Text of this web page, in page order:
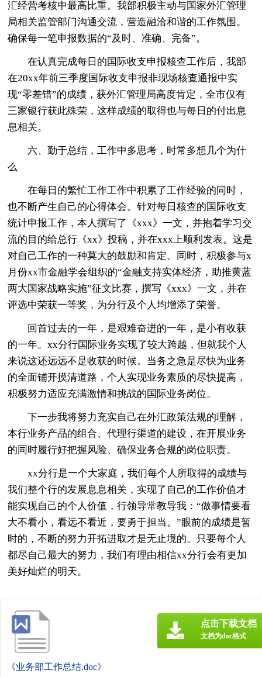
汇经营考核中最高比重。我部积极主动与国家外汇管理
局相关监管部门沟通交流，营造融洽和谐的工作氛围。
确保每一笔申报数据的“及时、准确、完备”。
在认真完成每日的国际收支申报核查工作后，我部
在20xx年前三季度国际收支申报非现场核查通报中实
现“零差错”的成绩，获外汇管理局高度肯定，全市仅有
三家银行获此殊荣，这样成绩的取得也与每日的付出息
息相关。
六、勤于总结，工作中多思考，时常多想几个为什
么
在每日的繁忙工作工作中积累了工作经验的同时，
也不断产生自己的心得体会。针对每日核查的国际收支
统计申报工作，本人撰写了《xxx》一文，并抱着学习交
流的目的给总行《xx》投稿，并在xxx上顺利发表。这是
对自己工作的一种莫大的鼓励和肯定。同时，积极参与x
月份xx市金融学会组织的“金融支持实体经济，助推黄蓝
两大国家战略实施”征文比赛，撰写《xxx》一文，并在
评选中荣获一等奖，为分行及个人均增添了荣誉。
回首过去的一年，是艰难奋进的一年，是小有收获
的一年。xx分行国际业务实现了较大跨越，但就我个人
来说这还远远不是收获的时候。当务之急是尽快为业务
的全面铺开摸清道路，个人实现业务素质的尽快提高，
积极努力适应充满激情和挑战的国际业务岗位。
下一步我将努力充实自己在外汇政策法规的理解，
本行业务产品的组合、代理行渠道的建设，在开展业务
的同时履行好把握风险、确保业务合规的岗位职责。
xx分行是一个大家庭，我们每个人所取得的成绩与
我们整个行的发展息息相关，实现了自己的工作价值才
能实现自己的个人价值，行领导常教导我：“做事情要看
大不看小，看远不看近，要勇于担当。”眼前的成绩是暂
时的，不断的努力开拓进取才是无止境的。只要每个人
都尽自己最大的努力，我们有理由相信xx分行会有更加
美好灿烂的明天。
《业务部工作总结.doc》
点击下载文档
文档为doc格式